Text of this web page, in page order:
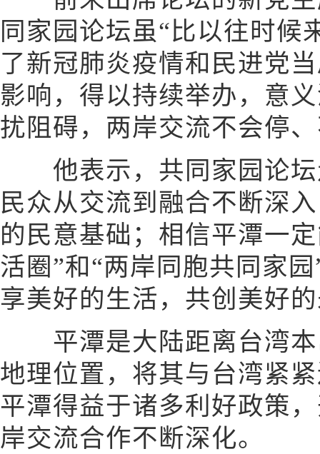
同家园论坛虽“比以往时候
了新冠肺炎疫情和民进党
影响，得以持续举办，意
扰阻碍，两岸交流不会停
他表示，共同家园论坛
民众从交流到融合不断深
的民意基础；相信平潭一
活圈”和“两岸同胞共同家
享美好的生活，共创美好
平潭是大陆距离台湾本
地理位置，将其与台湾紧
平潭得益于诸多利好政策
岸交流合作不断深化。